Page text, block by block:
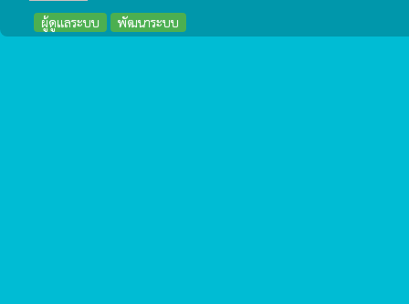
ผู้ดูแลระบบ พัฒนาระบบ